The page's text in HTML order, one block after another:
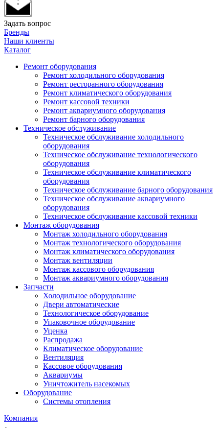
Задать вопрос
Бренды
Наши клиенты
Каталог
Ремонт оборудования
Ремонт холодильного оборудования
Ремонт ресторанного оборудования
Ремонт климатического оборудования
Ремонт кассовой техники
Ремонт аквариумного оборудования
Ремонт барного оборудования
Техническое обслуживание
Техническое обслуживание холодильного
оборудования
Техническое обслуживание технологического
оборудования
Техническое обслуживание климатического
оборудования
Техническое обслуживание барного оборудования
Техническое обслуживание аквариумного
оборудования
Техническое обслуживание кассовой техники
Монтаж оборудования
Монтаж холодильного оборудования
Монтаж технологического оборудования
Монтаж климатического оборудования
Монтаж вентиляции
Монтаж кассового оборудования
Монтаж аквариумного оборудования
Запчасти
Холодильное оборудование
Двери автоматические
Технологическое оборудование
Упаковочное оборудование
Уценка
Распродажа
Климатическое оборудование
Вентиляция
Кассовое оборудования
Аквариумы
Уничтожитель насекомых
Оборудование
Системы отопления
Компания